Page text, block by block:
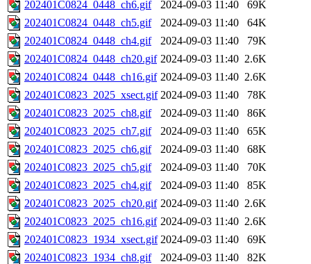
202401C0824_0448_ch6.gif
2024-09-03 11:40
69K
202401C0824_0448_ch5.gif
2024-09-03 11:40
64K
202401C0824_0448_ch4.gif
2024-09-03 11:40
79K
202401C0824_0448_ch20.gif 2024-09-03 11:40 2.6K
202401C0824_0448_ch16.gif 2024-09-03 11:40 2.6K
202401C0823_2025_xsect.gif 2024-09-03 11:40
78K
202401C0823_2025_ch8.gif
2024-09-03 11:40
86K
202401C0823_2025_ch7.gif
2024-09-03 11:40
65K
202401C0823_2025_ch6.gif
2024-09-03 11:40
68K
202401C0823_2025_ch5.gif
2024-09-03 11:40
70K
202401C0823_2025_ch4.gif
2024-09-03 11:40
85K
202401C0823_2025_ch20.gif 2024-09-03 11:40 2.6K
202401C0823_2025_ch16.gif 2024-09-03 11:40 2.6K
202401C0823_1934_xsect.gif 2024-09-03 11:40
69K
202401C0823_1934_ch8.gif
2024-09-03 11:40
82K